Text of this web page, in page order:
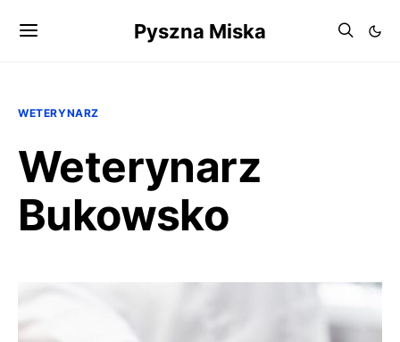
Pyszna Miska
WETERYNARZ
Weterynarz
Bukowsko